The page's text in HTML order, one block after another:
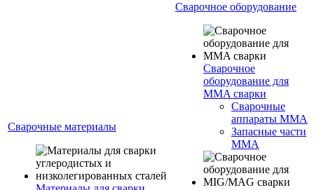
Сварочные материалы
Сварочное оборудование
Сварочное
оборудование для
MMA сварки
Сварочные
аппараты MMA
Запасные части
MMA